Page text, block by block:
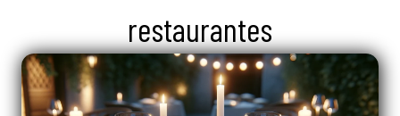
restaurantes